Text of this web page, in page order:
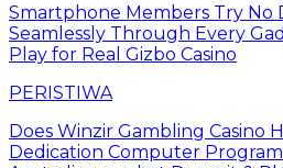
Smartphone Members Try No
Seamlessly Through Every
Play for Real Gizbo Casino
PERISTIWA
Does Winzir Gambling Casino
Dedication Computer